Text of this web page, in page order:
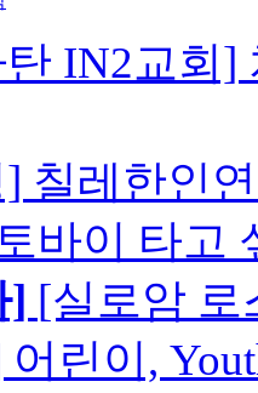
IN2교회]
칠레한인
바이 타고
] [실로암 로
어린이,